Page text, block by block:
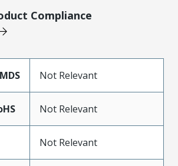
Compliance
Not Relevant
Not Relevant
Not Relevant